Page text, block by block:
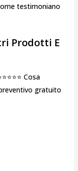
testimoniano
Prodotti E
Cosa
gratuito